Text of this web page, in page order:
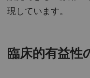
現しています。
臨床的有益性